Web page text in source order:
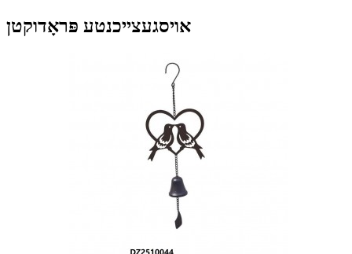
אויסגעצייכנטע פּראָדוקטן